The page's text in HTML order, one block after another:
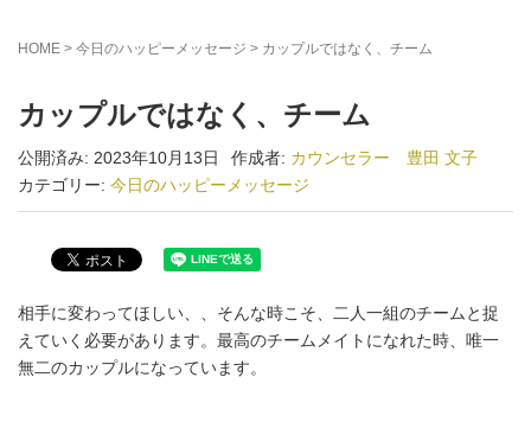
HOME > 今日のハッピーメッセージ > カップルではなく、チーム
カップルではなく、チーム
公開済み: 2023年10月13日 作成者: カウンセラー 豊田 文子
カテゴリー: 今日のハッピーメッセージ
相手に変わってほしい、、そんな時こそ、二人一組のチームと捉
えていく必要があります。最高のチームメイトになれた時、唯一
無二のカップルになっています。